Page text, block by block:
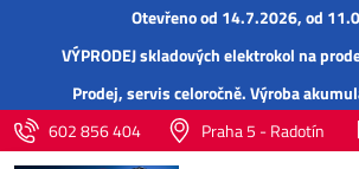
Otevřeno od 14.7.2026, od
VÝPRODEJ skladových elektrokol na
Prodej,servisceloročně.Výroba
602 856 404
Praha 5 - Radotín